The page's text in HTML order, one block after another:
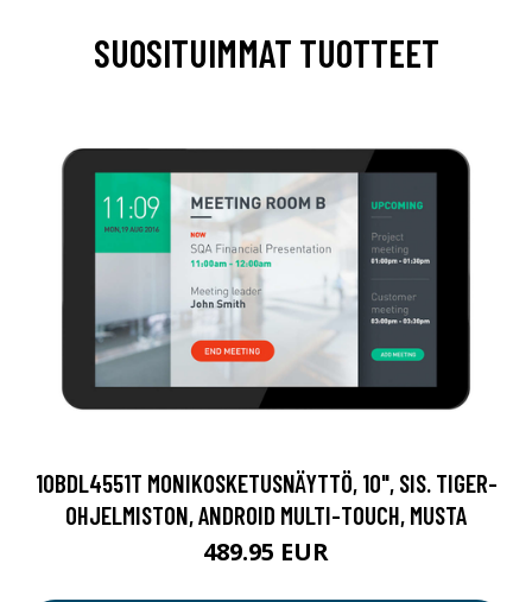
SUOSITUIMMAT TUOTTEET
10BDL4551T MONIKOSKETUSNÄYTTÖ, 10", SIS. TIGER-
OHJELMISTON, ANDROID MULTI-TOUCH, MUSTA
489.95 EUR